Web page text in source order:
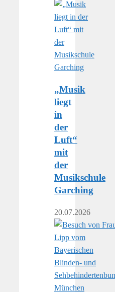
„Musik
liegt
in
der
Luft“
mit
der
Musikschule
Garching
20.07.2026